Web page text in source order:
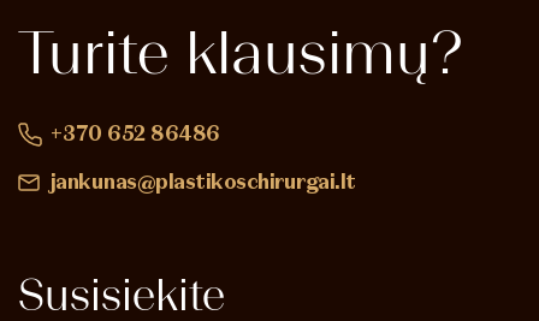
Turite klausimų?
+370 652 86486
jankunas@plastikoschirurgai.lt
Susisiekite